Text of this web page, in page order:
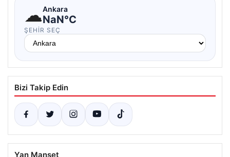
☁Ankara
NaN°C
ŞEHIR SEÇ
Bizi Takip Edin
Yan Manşet